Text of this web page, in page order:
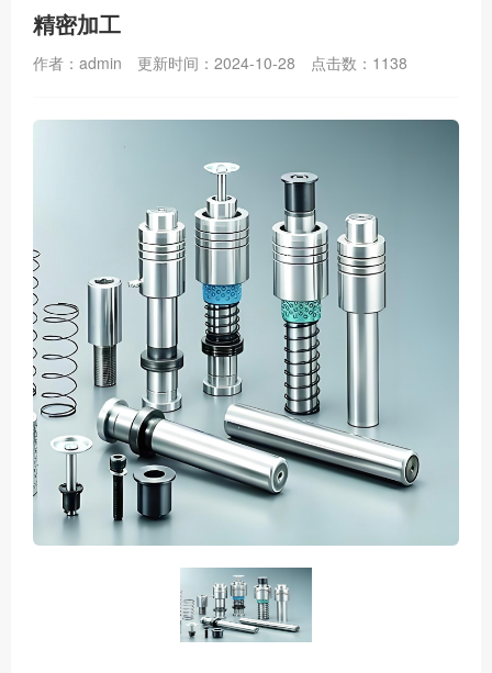
精密加工
作者：admin 更新时间：2024-10-28 点击数： 1138